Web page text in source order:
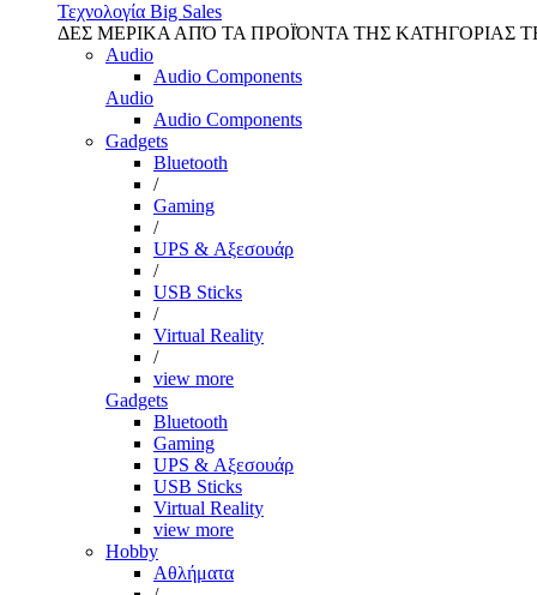
Τεχνολογία Big Sales
ΔΕΣ ΜΕΡΙΚΑ ΑΠΌ ΤΑ ΠΡΟΪΌΝΤΑ ΤΗΣ ΚΑΤΗΓΟΡΙΑΣ
Audio
Audio Components
Audio
Audio Components
Gadgets
Bluetooth
/
Gaming
/
UPS & Αξεσουάρ
/
USB Sticks
/
Virtual Reality
/
view more
Gadgets
Bluetooth
Gaming
UPS & Αξεσουάρ
USB Sticks
Virtual Reality
view more
Hobby
Αθλήματα